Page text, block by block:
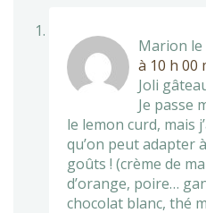
Marion le
à 10 h 00
Joli
Je passe
le lemon curd, mais
qu’on peut adapter
goûts ! (crème de
d’orange, poire…
chocolat blanc, thé